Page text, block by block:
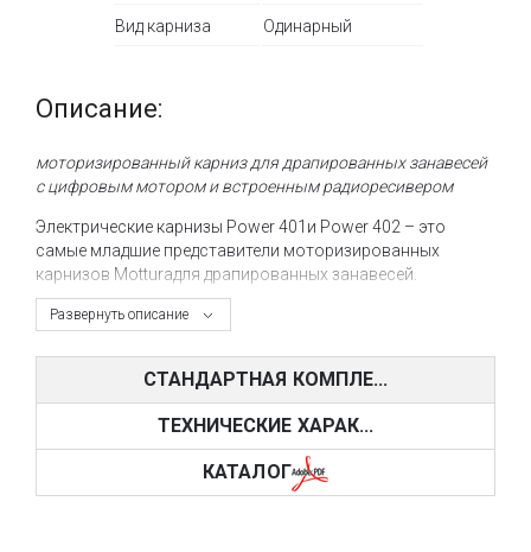
Вид карниза Одинарный
Развернуть описание
Описание:
моторизированный карниз для драпированных занавесей
с цифровым мотором и встроенным радиоресивером
Электрические карнизы Power 401и Power 402 – это
самые младшие представители моторизированных
карнизов Motturaдля драпированных занавесей.
Электрические карнизы Power 401/1 – это
а также для окон не большого размера, способные
перемещать полотна тканей весом до 23 кг. Карниз Power
401/1 специально разработан для использования
управления – радиопульт, а также возможности
подключения карнизов к системе «Умный Дом» или
СТАНДАРТНАЯ КОМПЛЕ...
ТЕХНИЧЕСКИЕ ХАРАК...
КАТАЛОГ